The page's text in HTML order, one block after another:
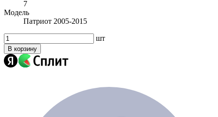
7
Модель
Патриот 2005-2015
шт
В корзину